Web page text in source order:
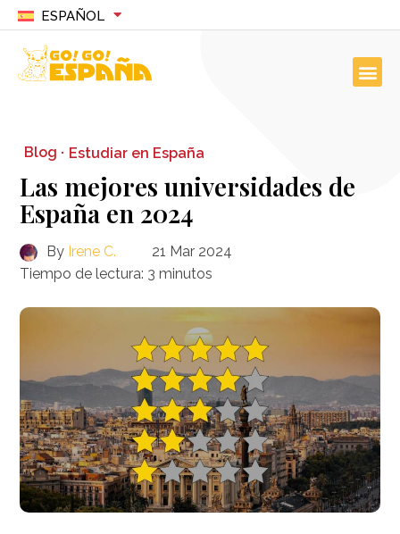
ESPAÑOL
Blog · Estudiar en España
Las mejores universidades de
España en 2024
By Irene C.
21 Mar 2024
Tiempo de lectura: 3 minutos